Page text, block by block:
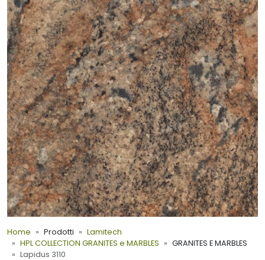
Home Prodotti
Lamitech
HPL COLLECTION GRANITES e MARBLES
GRANITES E MARBLES
Lapidus 3110